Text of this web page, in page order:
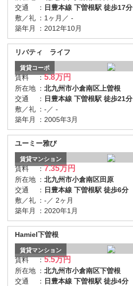
交通
： 日豊本線 下曽根駅 徒歩17分
敷／礼 ： 1ヶ月／ -
築年月
： 2012年10月
リバティ ライフ
賃貸コーポ
賃料 ：5.8万円
所在地 ： 北九州市小倉南区上曽根
交通
： 日豊本線 下曽根駅 徒歩21分
敷／礼 ： -／ -
築年月
： 2005年3月
ユーミー雅び
賃貸マンション
賃料 ：7.35万円
所在地 ： 北九州市小倉南区田原
交通
： 日豊本線 下曽根駅 徒歩6分
敷／礼 ： -／ 2ヶ月
築年月
： 2020年1月
Hamiel下曽根
賃貸マンション
賃料 ：5.5万円
所在地 ： 北九州市小倉南区下曽根
交通
： 日豊本線 下曽根駅 徒歩4分